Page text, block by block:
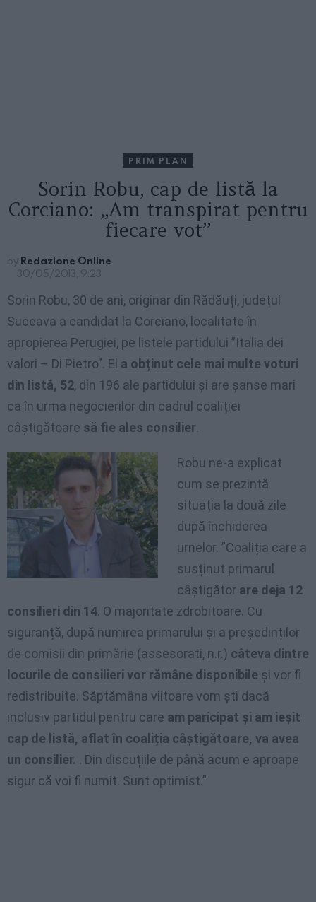
PRIM PLAN
Sorin Robu, cap de listă la
Corciano: „Am transpirat pentru
fiecare vot”
by Redazione Online
30/05/2013, 9:23
Sorin Robu, 30 de ani, originar din Rădăuți, județul
Suceava a candidat la Corciano, localitate în
apropierea Perugiei, pe listele partidului ”Italia dei
valori – Di Pietro”. El a obținut cele mai multe voturi
din listă, 52, din 196 ale partidului și are șanse mari
ca în urma negocierilor din cadrul coaliției
câștigătoare să fie ales consilier.
Robu ne-a explicat
cum se prezintă
situația la două zile
după închiderea
urnelor. ”Coaliția care a
susținut primarul
câștigător are deja 12
consilieri din 14. O majoritate zdrobitoare. Cu
siguranță, după numirea primarului și a președinților
de comisii din primărie (assesorati, n.r.) câteva dintre
locurile de consilieri vor rămâne disponibile și vor fi
redistribuite. Săptămâna viitoare vom ști dacă
inclusiv partidul pentru care am paricipat și am ieșit
cap de listă, aflat în coaliția câștigătoare, va avea
un consilier. . Din discuțiile de până acum e aproape
sigur că voi fi numit. Sunt optimist.”